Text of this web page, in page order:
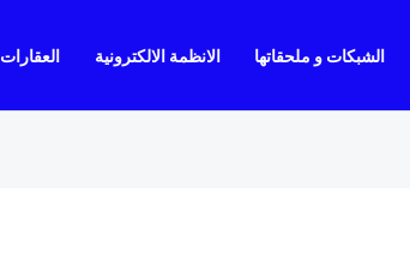
الشبكات و ملحقاتها الانظمة الالكترونية العقارات